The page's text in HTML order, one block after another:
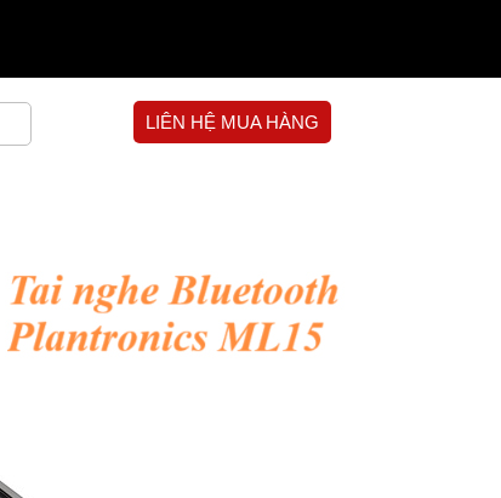
LIÊN HỆ MUA HÀNG